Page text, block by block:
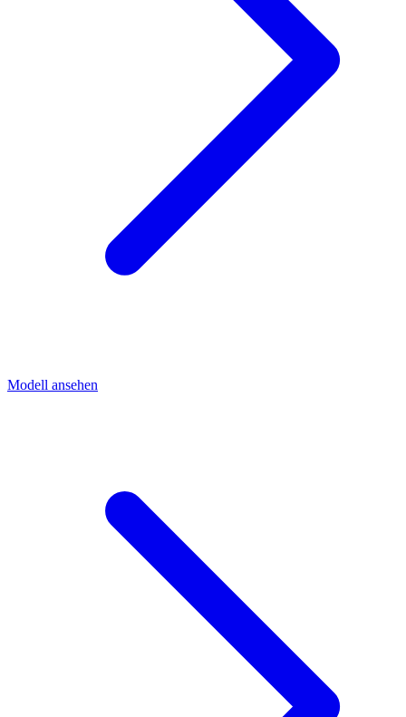
Modell ansehen